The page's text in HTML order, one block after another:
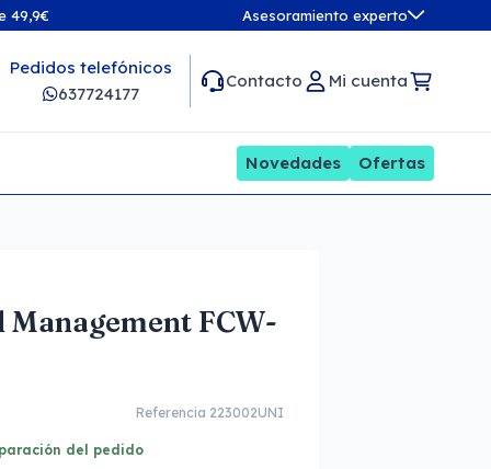
49,9€ Asesoramiento experto
Pedidos telefónicos
637724177
Contacto Mi cuenta
Novedades Ofertas
FCW-
Referencia 223002UNI
del pedido